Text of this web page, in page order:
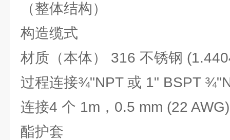
（整体结构）
构造缆式
材质（本体） 316 不锈钢
过程连接¾"NPT 或 1" BSPT
连接4 个 1m，0.5 mm (22
酯护套